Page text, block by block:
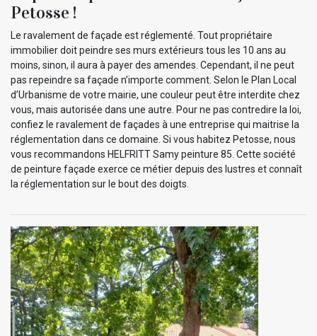
Petosse !
Le ravalement de façade est réglementé. Tout propriétaire
immobilier doit peindre ses murs extérieurs tous les 10 ans au
moins, sinon, il aura à payer des amendes. Cependant, il ne peut
pas repeindre sa façade n’importe comment. Selon le Plan Local
d’Urbanisme de votre mairie, une couleur peut être interdite chez
vous, mais autorisée dans une autre. Pour ne pas contredire la loi,
confiez le ravalement de façades à une entreprise qui maitrise la
réglementation dans ce domaine. Si vous habitez Petosse, nous
vous recommandons HELFRITT Samy peinture 85. Cette société
de peinture façade exerce ce métier depuis des lustres et connaît
la réglementation sur le bout des doigts.